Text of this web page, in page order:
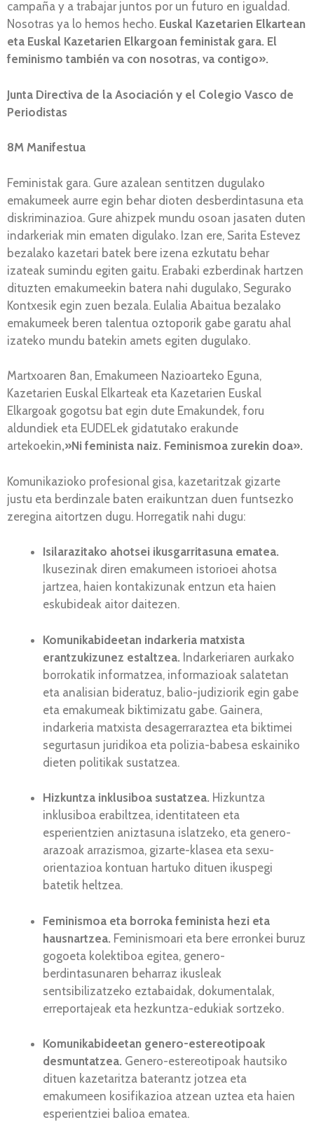
campaña y a trabajar juntos por un futuro en igualdad.
Nosotras ya lo hemos hecho. Euskal Kazetarien Elkartean
eta Euskal Kazetarien Elkargoan feministak gara. El
feminismo también va con nosotras, va contigo».
Junta Directiva de la Asociación y el Colegio Vasco de
Periodistas
8M Manifestua
Feministak gara. Gure azalean sentitzen dugulako
emakumeek aurre egin behar dioten desberdintasuna eta
diskriminazioa. Gure ahizpek mundu osoan jasaten duten
indarkeriak min ematen digulako. Izan ere, Sarita Estevez
bezalako kazetari batek bere izena ezkutatu behar
izateak sumindu egiten gaitu. Erabaki ezberdinak hartzen
dituzten emakumeekin batera nahi dugulako, Segurako
Kontxesik egin zuen bezala. Eulalia Abaitua bezalako
emakumeek beren talentua oztoporik gabe garatu ahal
izateko mundu batekin amets egiten dugulako.
Martxoaren 8an, Emakumeen Nazioarteko Eguna,
Kazetarien Euskal Elkarteak eta Kazetarien Euskal
Elkargoak gogotsu bat egin dute Emakundek, foru
aldundiek eta EUDELek gidatutako erakunde
artekoekin,»Ni feminista naiz. Feminismoa zurekin doa».
Komunikazioko profesional gisa, kazetaritzak gizarte
justu eta berdinzale baten eraikuntzan duen funtsezko
zeregina aitortzen dugu. Horregatik nahi dugu:
Isilarazitako ahotsei ikusgarritasuna ematea.
Ikusezinak diren emakumeen istorioei ahotsa
jartzea, haien kontakizunak entzun eta haien
eskubideak aitor daitezen.
Komunikabideetan indarkeria matxista
erantzukizunez estaltzea. Indarkeriaren aurkako
borrokatik informatzea, informazioak salatetan
eta analisian bideratuz, balio-judiziorik egin gabe
eta emakumeak biktimizatu gabe. Gainera,
indarkeria matxista desagerraraztea eta biktimei
segurtasun juridikoa eta polizia-babesa eskainiko
dieten politikak sustatzea.
Hizkuntza inklusiboa sustatzea. Hizkuntza
inklusiboa erabiltzea, identitateen eta
esperientzien aniztasuna islatzeko, eta genero-
arazoak arrazismoa, gizarte-klasea eta sexu-
orientazioa kontuan hartuko dituen ikuspegi
batetik heltzea.
Feminismoa eta borroka feminista hezi eta
hausnartzea. Feminismoari eta bere erronkei buruz
gogoeta kolektiboa egitea, genero-
berdintasunaren beharraz ikusleak
sentsibilizatzeko eztabaidak, dokumentalak,
erreportajeak eta hezkuntza-edukiak sortzeko.
Komunikabideetan genero-estereotipoak
desmuntatzea. Genero-estereotipoak hautsiko
dituen kazetaritza baterantz jotzea eta
emakumeen kosifikazioa atzean uztea eta haien
esperientziei balioa ematea.